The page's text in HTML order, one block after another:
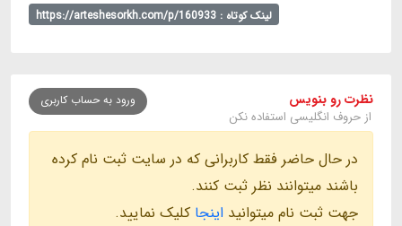
لینک کوتاه : https://arteshesorkh.com/p/160933
نظرت رو بنویس
از حروف انگلیسی استفاده نکن
ورود به حساب کاربری
در حال حاضر فقط کاربرانی که در سایت ثبت نام کرده
باشند میتوانند نظر ثبت کنند.
جهت ثبت نام میتوانید اینجا کلیک نمایید.